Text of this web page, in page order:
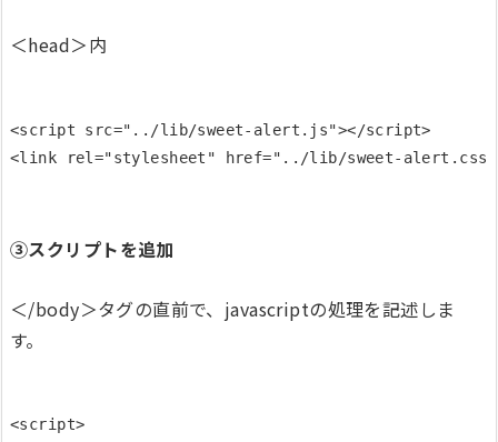
＜head＞内
<script src="../lib/sweet-alert.js"></script>
③スクリプトを追加
＜/body＞タグの直前で、javascriptの処理を記述しま
す。
<script>